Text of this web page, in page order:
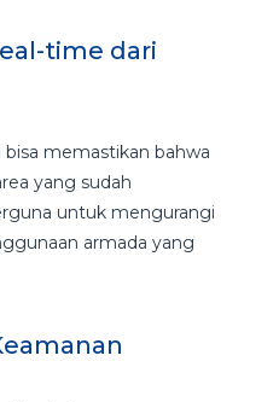
time dari
memastikan bahwa
yang sudah
untuk mengurangi
armada yang